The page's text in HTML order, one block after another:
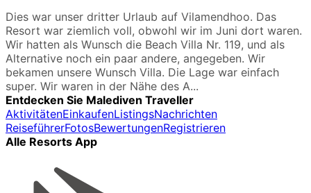
Dies war unser dritter Urlaub auf Vilamendhoo. Das
Resort war ziemlich voll, obwohl wir im Juni dort waren.
Wir hatten als Wunsch die Beach Villa Nr. 119, und als
Alternative noch ein paar andere, angegeben. Wir
bekamen unsere Wunsch Villa. Die Lage war einfach
super. Wir waren in der Nähe des A...
Entdecken Sie Malediven Traveller
AktivitätenEinkaufenListingsNachrichten
ReiseführerFotosBewertungenRegistrieren
Alle Resorts App